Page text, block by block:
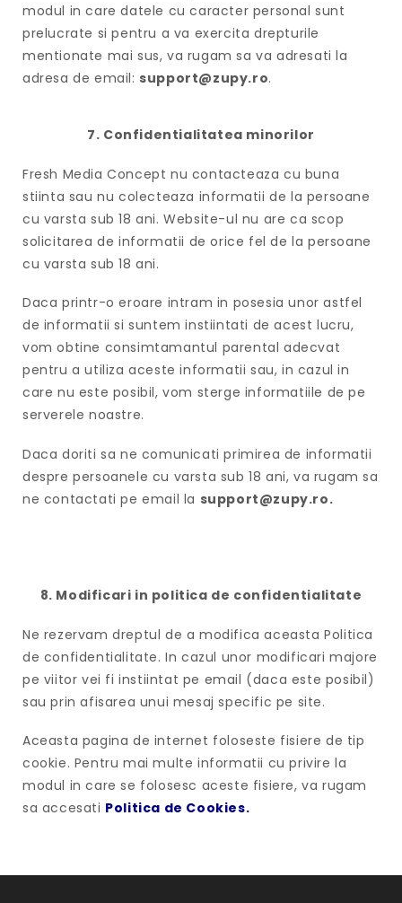
modul in care datele cu caracter personal sunt
prelucrate si pentru a va exercita drepturile
mentionate mai sus, va rugam sa va adresati la
adresa de email:support@zupy.ro.
7. Confidentialitatea minorilor
Fresh Media Concept nu contacteaza cu buna
stiinta sau nu colecteaza informatii de la persoane
cu varsta sub 18 ani. Website-ul nu are ca scop
solicitarea de informatii de orice fel de la persoane
cu varsta sub 18 ani.
Daca printr-o eroare intram in posesia unor astfel
de informatii si suntem instiintati de acest lucru,
vom obtine consimtamantul parental adecvat
pentru a utiliza aceste informatii sau, in cazul in
care nu este posibil, vom sterge informatiile de pe
serverele noastre.
Daca doriti sa ne comunicati primirea de informatii
despre persoanele cu varsta sub 18 ani, va rugam sa
ne contactati pe email la support@zupy.ro.
8. Modificari in politica de confidentialitate
Ne rezervam dreptul de a modifica aceasta Politica
de confidentialitate. In cazul unor modificari majore
pe viitor vei fi instiintat pe email (daca este posibil)
sau prin afisarea unui mesaj specific pe site.
Aceasta pagina de internet foloseste fisiere de tip
cookie. Pentru mai multe informatii cu privire la
modul in care se folosesc aceste fisiere, va rugam
sa accesati Politica de Cookies.